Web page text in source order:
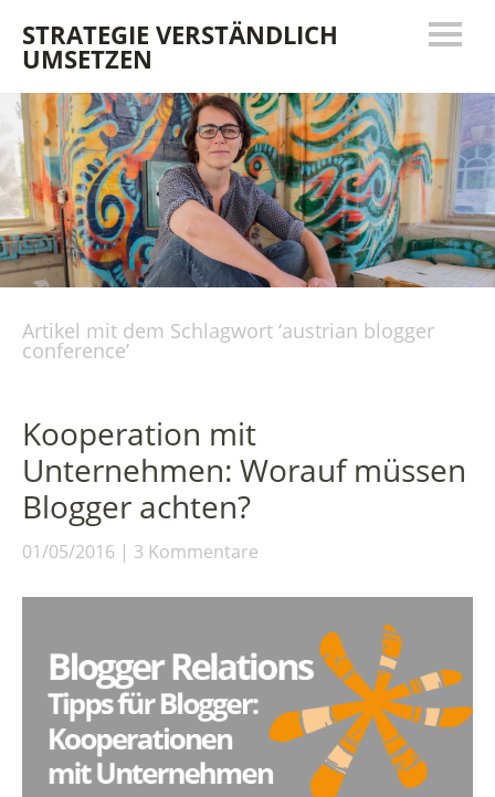
STRATEGIE VERSTÄNDLICH
UMSETZEN
Artikel mit dem Schlagwort ‘austrian blogger
conference’
Kooperation mit
Unternehmen: Worauf müssen
Blogger achten?
01/05/2016 3 Kommentare